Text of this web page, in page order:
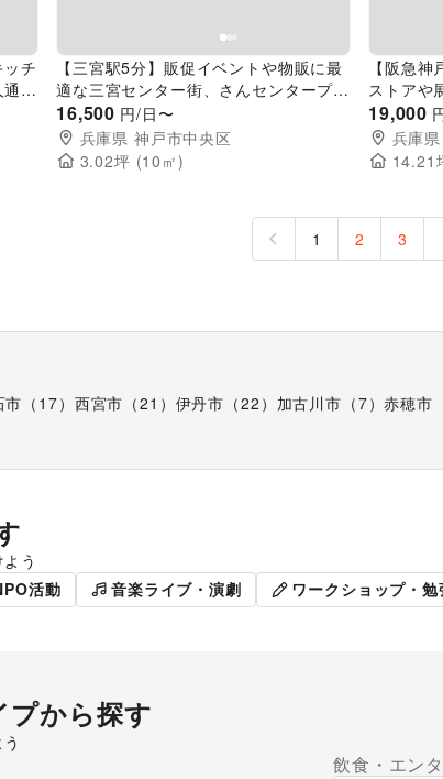
チ
り
【三宮駅5分】販促イベントや物販に最
適な三宮センター街、さんセンタープラ
ザ目の前の路面スペース
16,500 円/日〜
兵庫県 神戸市中央区
3.02坪 (10 ㎡)
【阪急
ストアや
認性抜群
19,000
兵庫県
14.21
1 2 3
市 （ 17） 西宮市 （21 ） 伊丹市 （22 ） 加古川市 （7）赤穂市
う
販促イベント 展示会・個展
活動 音楽ライブ・演劇 ワークショップ・勉
プから探す
路面
飲食・エン